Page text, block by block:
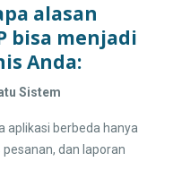
alasan
bisa menjadi
Anda:
Sistem
aplikasi berbeda hanya
dan laporan